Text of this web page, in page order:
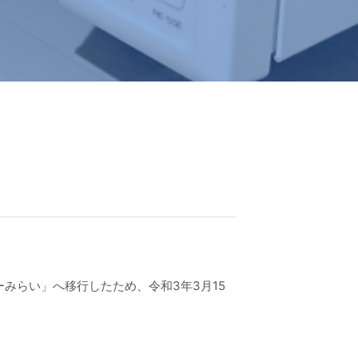
らい」へ移行したため、令和3年3月15